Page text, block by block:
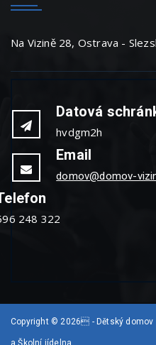
Na Vizině 28, Ostrava -
Datová
hvdgm2h
Email
domov@domov-
248 322
Copyright © 2026 - Dětský domov